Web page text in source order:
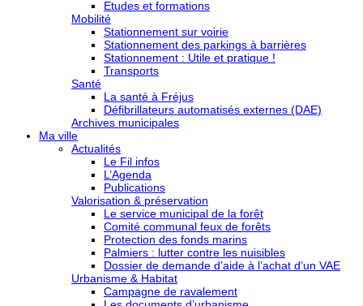
Etudes et formations
Mobilité
Stationnement sur voirie
Stationnement des parkings à barrières
Stationnement : Utile et pratique !
Transports
Santé
La santé à Fréjus
Défibrillateurs automatisés externes (DAE)
Archives municipales
Ma ville
Actualités
Le Fil infos
L’Agenda
Publications
Valorisation & préservation
Le service municipal de la forêt
Comité communal feux de forêts
Protection des fonds marins
Palmiers : lutter contre les nuisibles
Dossier de demande d’aide à l’achat d’un VAE
Urbanisme & Habitat
Campagne de ravalement